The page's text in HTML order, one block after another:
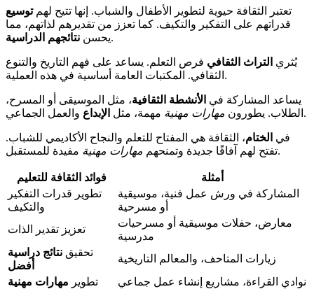
تعتبر الثقافة حيوية لتطوير الأطفال والشباب. إنها تتيح لهمتوسيع
قدراتهم على التفكير والتكيف. كما تعزز من تقديرهم لذاتهم، مما
يحسن نتائجهم الدراسية .
يُثري التراث الثقافي فرص التعلم. يساعد على فهم التاريخ والتنوع
الثقافي. المكتبات العامة أساسية في هذه العملية.
يساعد المشاركة في الأنشطة الثقافية، مثل الموسيقى أو المسرح،
الطلاب. يطورون مهارات مهنية مهمة، مثل الإبداع والعمل الجماعي.
في الختام، الثقافة هي المفتاح للتعلم والنجاح الأكاديمي للشباب.
تفتح لهم آفاقًا جديدة وتمنحهم مهارات مهنية مفيدة للمستقبل.
فوائد الثقافة للتعليم
أمثلة
تطوير قدرات التفكير
والتكيف
المشاركة في ورش عمل فنية، موسيقية
أو مسرحية
تعزيز تقدير الذات
معارض، حفلات موسيقية أو مسرحيات
مدرسية
تحقيق نتائج دراسية
أفضل
زيارات المتاحف، والمعالم التاريخية
تطوير مهارات مهنية نوادي القراءة، مشاريع إنشاء عمل جماعي